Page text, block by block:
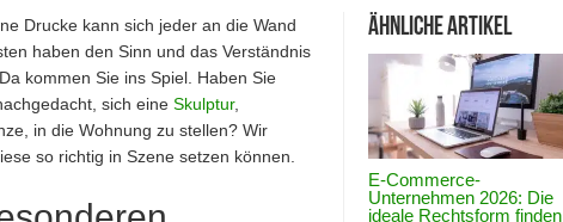
Ähnliche Artikel
E-Commerce-
Unternehmen 2026: Die
ideale Rechtsform finden
Drucke kann sich jeder an die Wand
haben den Sinn und das Verständnis
kommen Sie ins Spiel. Haben Sie
sich eine Skulptur,
in die Wohnung zu stellen? Wir
so richtig in Szene setzen können.